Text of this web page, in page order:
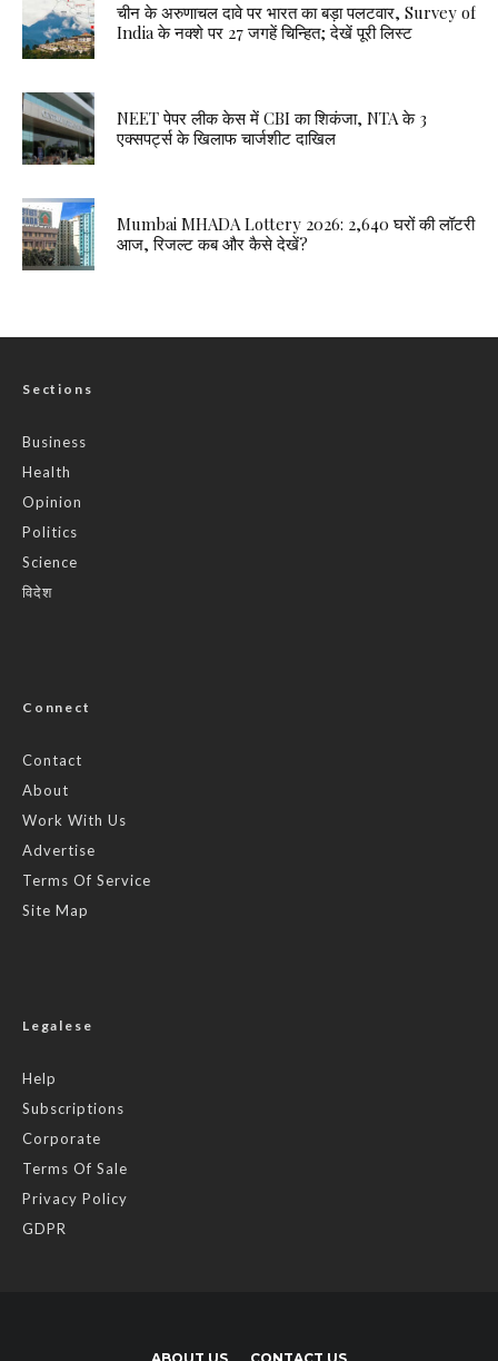
चीन के अरुणाचल दावे पर भारत का बड़ा पलटवार, Survey of
India के नक्शे पर 27 जगहें चिन्हित; देखें पूरी लिस्ट
NEET पेपर लीक केस में CBI का शिकंजा, NTA के 3
एक्सपर्ट्स के खिलाफ चार्जशीट दाखिल
Mumbai MHADA Lottery 2026: 2,640 घरों की लॉटरी
आज, रिजल्ट कब और कैसे देखें?
Sections
Business
Health
Opinion
Politics
Science
विदेश
Connect
Contact
About
Work With Us
Advertise
Terms Of Service
Site Map
Legalese
Help
Subscriptions
Corporate
Terms Of Sale
Privacy Policy
GDPR